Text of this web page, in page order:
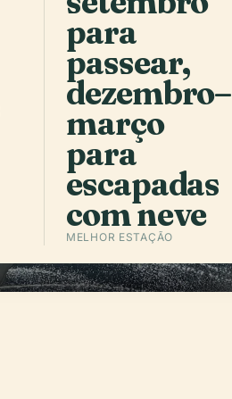
para
passear,
dezembro–
março
para
escapadas
com neve
MELHOR ESTAÇÃO